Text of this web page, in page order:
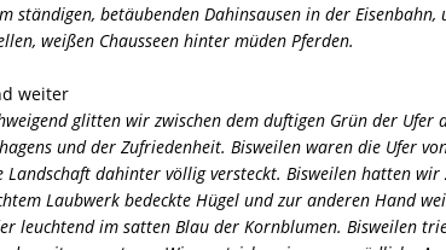
ständigen, betäubenden Dahinsausen in der
weißen Chausseen hinter müden Pferden.
weiter
glitten wir zwischen dem duftigen Grün der Ufer
und der Zufriedenheit. Bisweilen waren die Ufer
Landschaft dahinter völlig versteckt. Bisweilen hatten
Laubwerk bedeckte Hügel und zur anderen Hand
leuchtend im satten Blau der Kornblumen. Bisweilen